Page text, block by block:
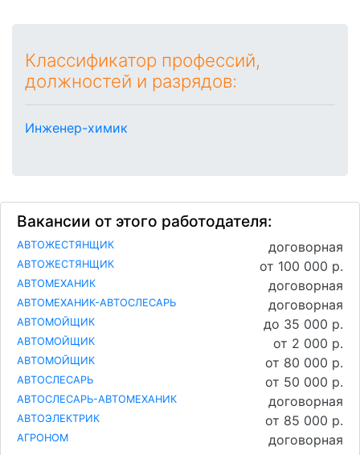
Классификатор профессий,
должностей и разрядов:
Инженер-химик
Вакансии от этого работодателя:
АВТОЖЕСТЯНЩИК договорная
АВТОЖЕСТЯНЩИК от 100 000 р.
АВТОМЕХАНИК договорная
АВТОМЕХАНИК-АВТОСЛЕСАРЬ договорная
АВТОМОЙЩИК до 35 000 р.
АВТОМОЙЩИК от 2 000 р.
АВТОМОЙЩИК от 80 000 р.
АВТОСЛЕСАРЬ от 50 000 р.
АВТОСЛЕСАРЬ-АВТОМЕХАНИК договорная
АВТОЭЛЕКТРИК от 85 000 р.
АГРОНОМ договорная